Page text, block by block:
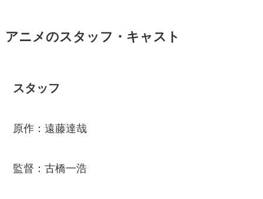
アニメのスタッフ・キャスト
スタッフ
原作：遠藤達哉
監督：古橋一浩